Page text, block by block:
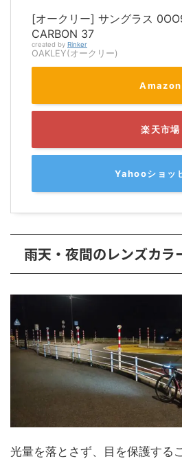
[オークリー] サングラス
CARBON 37
created by Rinker
OAKLEY(オークリー)
Amazon
楽天市場
Yahooショッ
雨天・夜間のレンズカラ
光量を落とさず、目を保護する